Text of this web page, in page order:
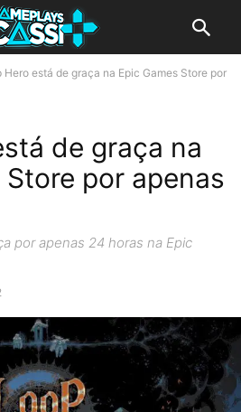
Hero está de graça na Epic Games Store por
de graça na
Store por apenas
por apenas 24 horas na Epic